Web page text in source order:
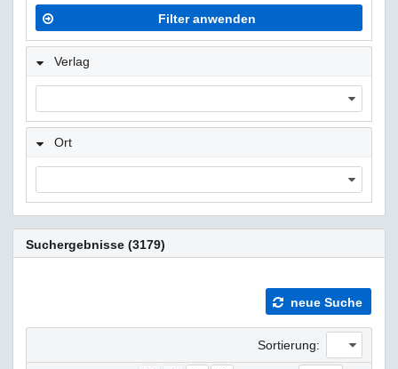
Filter anwenden
Verlag
Ort
Suchergebnisse (3179)
neue Suche
Sortierung: